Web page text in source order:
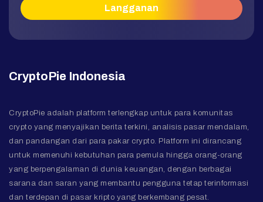
CryptoPie Indonesia
CryptoPie adalah platform terlengkap untuk para komunitas
crypto yang menyajikan berita terkini, analisis pasar mendalam,
dan pandangan dari para pakar crypto. Platform ini dirancang
untuk memenuhi kebutuhan para pemula hingga orang-orang
yang berpengalaman di dunia keuangan, dengan berbagai
sarana dan saran yang membantu pengguna tetap terinformasi
dan terdepan di pasar kripto yang berkembang pesat.